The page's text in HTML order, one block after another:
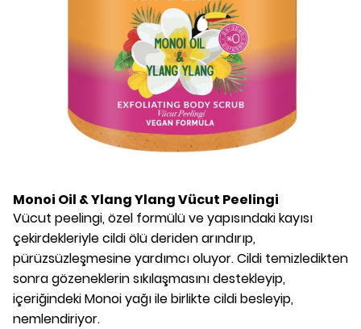
Monoi Oil & Ylang Ylang Vücut Peelingi
Vücut peelingi, özel formülü ve yapısındaki kayısı
çekirdekleriyle cildi ölü deriden arındırıp,
pürüzsüzleşmesine yardımcı oluyor. Cildi temizledikten
sonra gözeneklerin sıkılaşmasını destekleyip,
içeriğindeki Monoi yağı ile birlikte cildi besleyip,
nemlendiriyor.